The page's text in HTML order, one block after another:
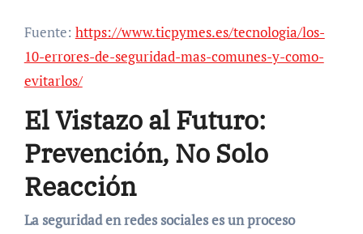
Fuente: https://www.ticpymes.es/tecnologia/los-
10-errores-de-seguridad-mas-comunes-y-como-
evitarlos/
El Vistazo al Futuro:
Prevención, No Solo
Reacción
La seguridad en redes sociales es un proceso